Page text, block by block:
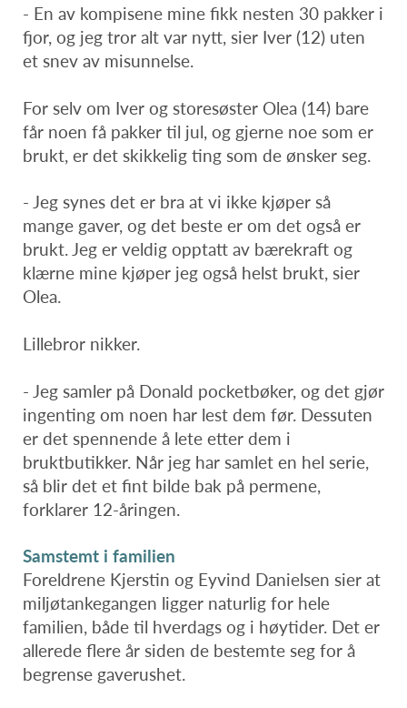
- En av kompisene mine fikk nesten 30 pakker i
fjor, og jeg tror alt var nytt, sier Iver (12) uten
et snev av misunnelse.
For selv om Iver og storesøster Olea (14) bare
får noen få pakker til jul, og gjerne noe som er
brukt, er det skikkelig ting som de ønsker seg.
- Jeg synes det er bra at vi ikke kjøper så
mange gaver, og det beste er om det også er
brukt. Jeg er veldig opptatt av bærekraft og
klærne mine kjøper jeg også helst brukt, sier
Olea.
Lillebror nikker.
- Jeg samler på Donald pocketbøker, og det gjør
ingenting om noen har lest dem før. Dessuten
er det spennende å lete etter dem i
bruktbutikker. Når jeg har samlet en hel serie,
så blir det et fint bilde bak på permene,
forklarer 12-åringen.
Samstemt i familien
Foreldrene Kjerstin og Eyvind Danielsen sier at
miljøtankegangen ligger naturlig for hele
familien, både til hverdags og i høytider. Det er
allerede flere år siden de bestemte seg for å
begrense gaverushet.